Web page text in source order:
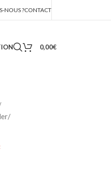
NOUS ?CONTACT
0,00€
/